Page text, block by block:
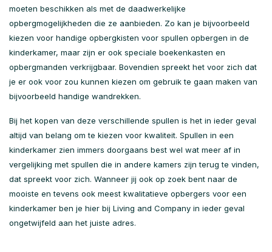
moeten beschikken als met de daadwerkelijke
opbergmogelijkheden die ze aanbieden. Zo kan je bijvoorbeeld
kiezen voor handige opbergkisten voor spullen opbergen in de
kinderkamer, maar zijn er ook speciale boekenkasten en
opbergmanden verkrijgbaar. Bovendien spreekt het voor zich dat
je er ook voor zou kunnen kiezen om gebruik te gaan maken van
bijvoorbeeld handige wandrekken.
Bij het kopen van deze verschillende spullen is het in ieder geval
altijd van belang om te kiezen voor kwaliteit. Spullen in een
kinderkamer zien immers doorgaans best wel wat meer af in
vergelijking met spullen die in andere kamers zijn terug te vinden,
dat spreekt voor zich. Wanneer jij ook op zoek bent naar de
mooiste en tevens ook meest kwalitatieve opbergers voor een
kinderkamer ben je hier bij Living and Company in ieder geval
ongetwijfeld aan het juiste adres.